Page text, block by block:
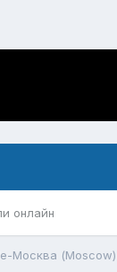
онлайн
Москва (Moscow)